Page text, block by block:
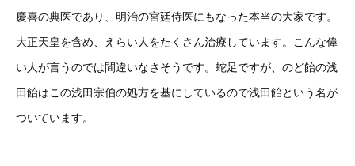
慶喜の典医であり、明治の宮廷侍医にもなった本当の大家です。
大正天皇を含め、えらい人をたくさん治療しています。こんな偉
い人が言うのでは間違いなさそうです。蛇足ですが、のど飴の浅
田飴はこの浅田宗伯の処方を基にしているので浅田飴という名が
ついています。